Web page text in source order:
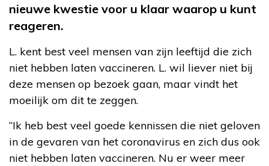
nieuwe kwestie voor u klaar waarop u kunt
reageren.
L. kent best veel mensen van zijn leeftijd die zich
niet hebben laten vaccineren. L. wil liever niet bij
deze mensen op bezoek gaan, maar vindt het
moeilijk om dit te zeggen.
“Ik heb best veel goede kennissen die niet geloven
in de gevaren van het coronavirus en zich dus ook
niet hebben laten vaccineren. Nu er weer meer